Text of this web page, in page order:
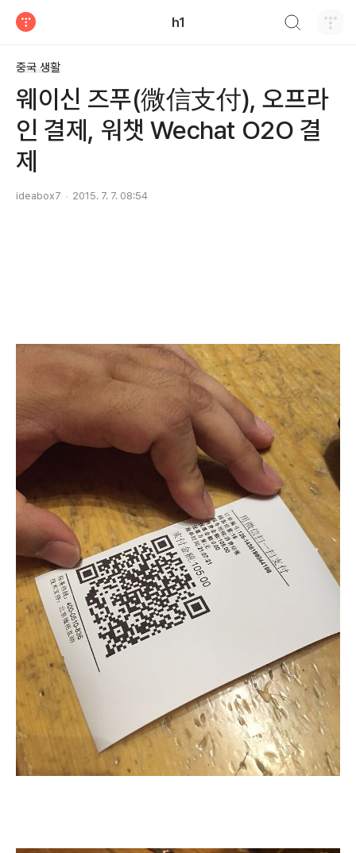
h1
중국 생활
웨이신 즈푸(微信支付), 오프라
인 결제, 워챗 Wechat O2O 결
제
ideabox7 2015. 7. 7. 08:54